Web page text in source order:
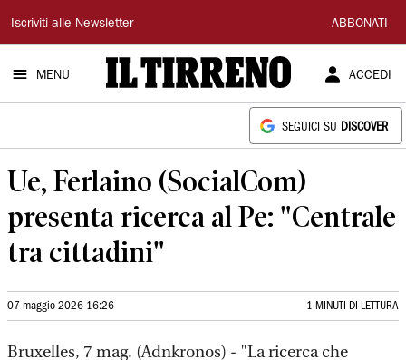
Il
Tirreno
Iscriviti alle Newsletter ABBONATI
MENU ACCEDI
SEGUICI SU DISCOVER
Ue, Ferlaino (SocialCom)
presenta ricerca al Pe: "Centrale
tra cittadini"
07 maggio 2026 16:26 1 MINUTI DI LETTURA
Bruxelles, 7 mag. (Adnkronos) - "La ricerca che